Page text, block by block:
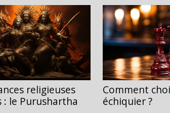
religieuses
: le Purushartha
Comment
échiquier ?